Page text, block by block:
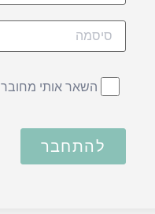
השאר אותי מחובר
להתחבר